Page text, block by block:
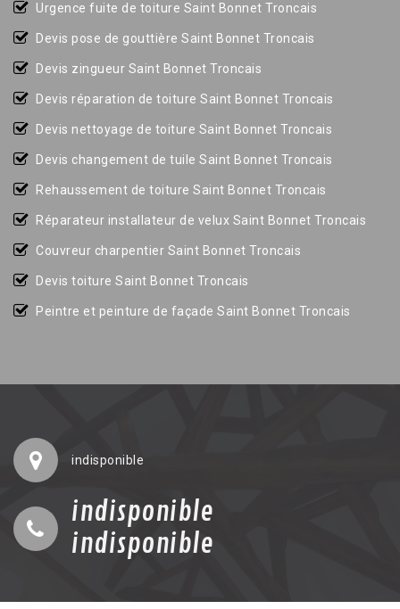
Urgence fuite de toiture Saint Bonnet Troncais
Devis pose de gouttière Saint Bonnet Troncais
Devis zingueur Saint Bonnet Troncais
Devis réparation de toiture Saint Bonnet Troncais
Devis nettoyage de toiture Saint Bonnet Troncais
Devis changement de tuile Saint Bonnet Troncais
Rehaussement de toiture Saint Bonnet Troncais
Réparateur installateur de velux Saint Bonnet Troncais
Couvreur charpentier Saint Bonnet Troncais
Devis toiture Saint Bonnet Troncais
Peintre et peinture de façade Saint Bonnet Troncais
indisponible
indisponible
indisponible